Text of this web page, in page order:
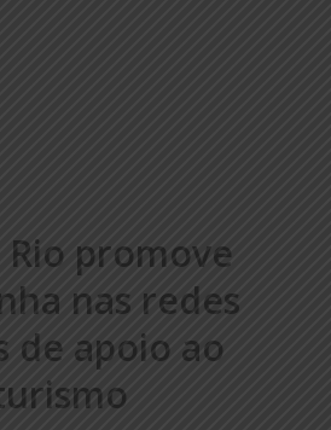
promove
nas redes
de apoio ao